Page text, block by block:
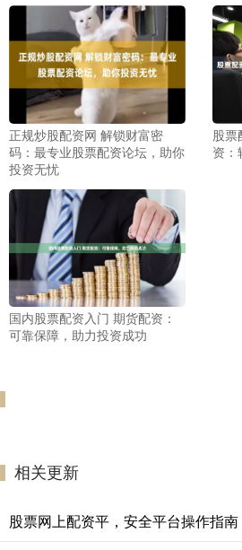
正规炒股配资网 解锁财富密
码：最专业股票配资论坛，助你
投资无忧
股票
资：
国内股票配资入门 期货配资：
可靠保障，助力投资成功
相关更新
股票网上配资平，安全平台操作指南